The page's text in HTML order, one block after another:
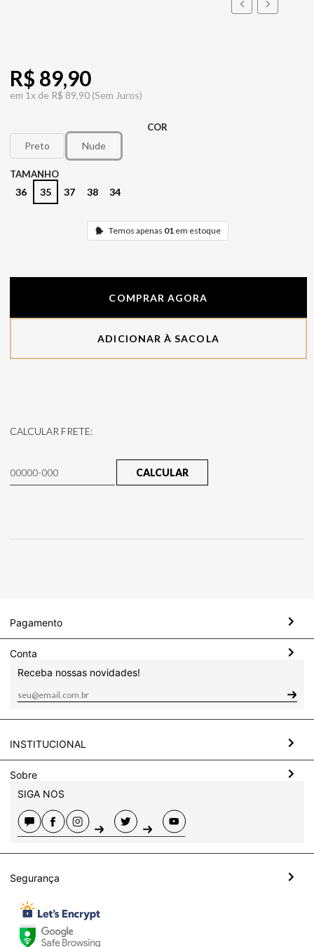
R$ 89,90
em 1x de R$ 89,90 (Sem Juros)
COR
Preto Nude
TAMANHO
36 35 37 38 34
Temos apenas 01em estoque
COMPRAR AGORA
ADICIONAR À SACOLA
CALCULAR FRETE:
CALCULAR
Pagamento
Conta
Receba nossas novidades!
INSTITUCIONAL
Sobre
SIGA NOS
Segurança